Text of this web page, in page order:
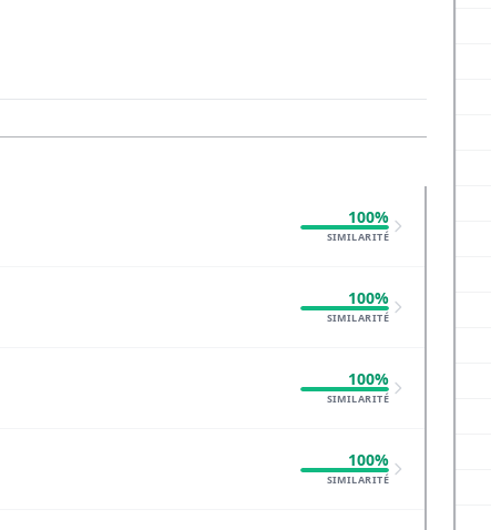
100%
SIMILARITÉ
100%
SIMILARITÉ
100%
SIMILARITÉ
100%
SIMILARITÉ